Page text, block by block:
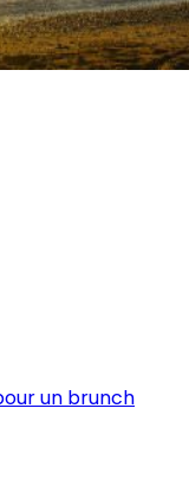
un brunch